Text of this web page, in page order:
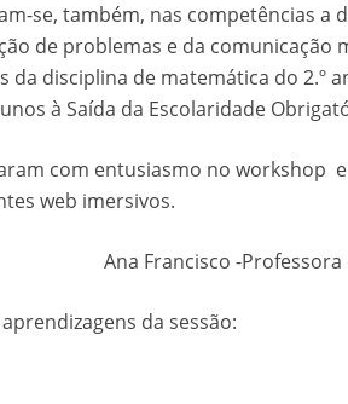
se, também, nas competências a
de problemas e da comunicação
da disciplina de matemática do 2.º
à Saída da Escolaridade
com entusiasmo no workshop
web imersivos.
Ana Francisco -
da sessão: